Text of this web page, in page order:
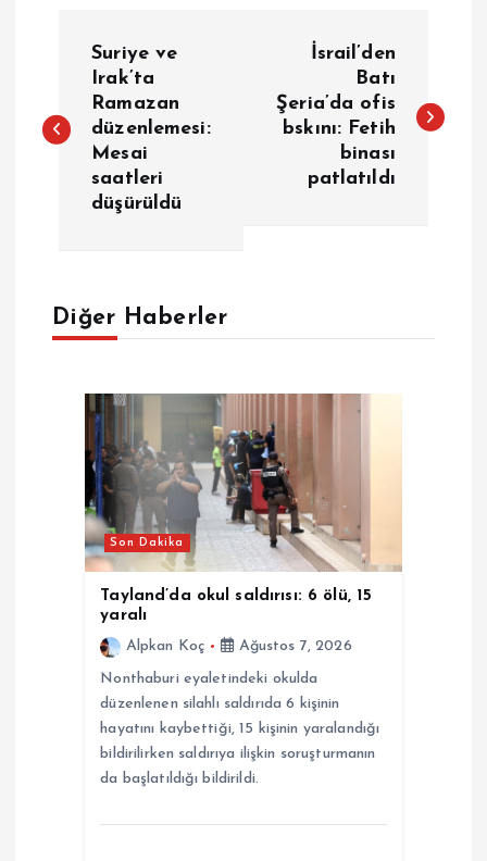
z
e
z
Suriye ve
Irak’ta
Ramazan
düzenlemesi:
Mesai
saatleri
düşürüldü
İsrail’den
Batı
Şeria’da ofis
bskını: Fetih
binası
patlatıldı
Diğer Haberler
Son Dakika
Tayland’da okul saldırısı: 6 ölü, 15
yaralı
Alpkan Koç
Ağustos 7, 2026
Nonthaburi eyaletindeki okulda
düzenlenen silahlı saldırıda 6 kişinin
hayatını kaybettiği, 15 kişinin yaralandığı
bildirilirken saldırıya ilişkin soruşturmanın
da başlatıldığı bildirildi.